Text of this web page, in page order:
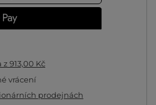
z 913,00 Kč
vrácení
prodejnách